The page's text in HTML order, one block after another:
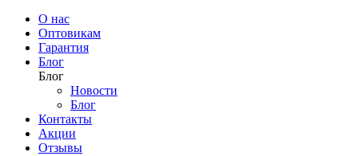
О нас
Оптовикам
Гарантия
Блог
Блог
Новости
Блог
Контакты
Акции
Отзывы